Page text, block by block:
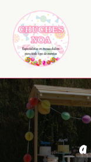
contenido